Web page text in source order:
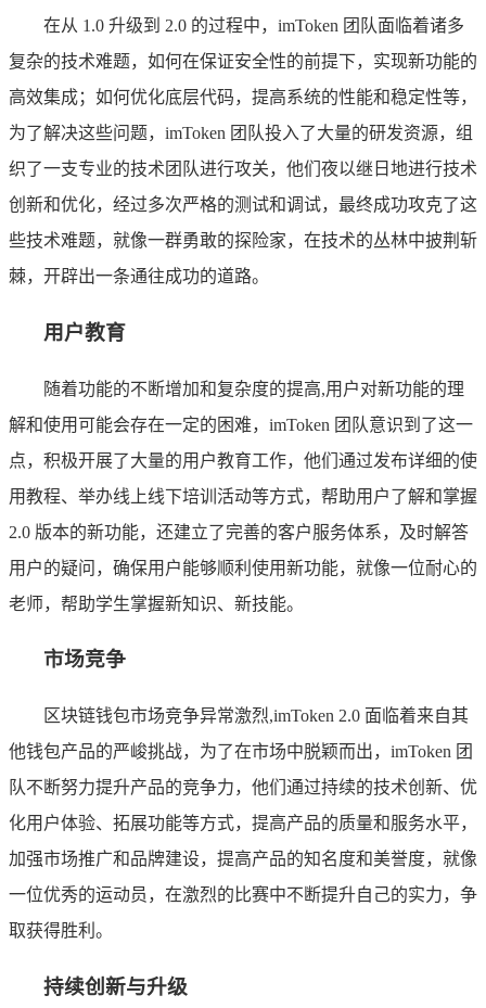
在从 1.0 升级到 2.0 的过程中，imToken 团队面临着诸多
复杂的技术难题，如何在保证安全性的前提下，实现新功能的
高效集成；如何优化底层代码，提高系统的性能和稳定性等，
为了解决这些问题，imToken 团队投入了大量的研发资源，组
织了一支专业的技术团队进行攻关，他们夜以继日地进行技术
创新和优化，经过多次严格的测试和调试，最终成功攻克了这
些技术难题，就像一群勇敢的探险家，在技术的丛林中披荆斩
棘，开辟出一条通往成功的道路。
用户教育
随着功能的不断增加和复杂度的提高,用户对新功能的理
解和使用可能会存在一定的困难，imToken 团队意识到了这一
点，积极开展了大量的用户教育工作，他们通过发布详细的使
用教程、举办线上线下培训活动等方式，帮助用户了解和掌握
2.0 版本的新功能，还建立了完善的客户服务体系，及时解答
用户的疑问，确保用户能够顺利使用新功能，就像一位耐心的
老师，帮助学生掌握新知识、新技能。
市场竞争
区块链钱包市场竞争异常激烈,imToken 2.0 面临着来自其
他钱包产品的严峻挑战，为了在市场中脱颖而出，imToken 团
队不断努力提升产品的竞争力，他们通过持续的技术创新、优
化用户体验、拓展功能等方式，提高产品的质量和服务水平，
加强市场推广和品牌建设，提高产品的知名度和美誉度，就像
一位优秀的运动员，在激烈的比赛中不断提升自己的实力，争
取获得胜利。
持续创新与升级